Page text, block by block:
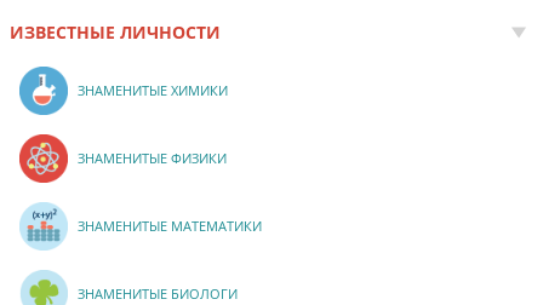
ИЗВЕСТНЫЕ ЛИЧНОСТИ
ЗНАМЕНИТЫЕ ХИМИКИ
ЗНАМЕНИТЫЕ ФИЗИКИ
ЗНАМЕНИТЫЕ МАТЕМАТИКИ
ЗНАМЕНИТЫЕ БИОЛОГИ